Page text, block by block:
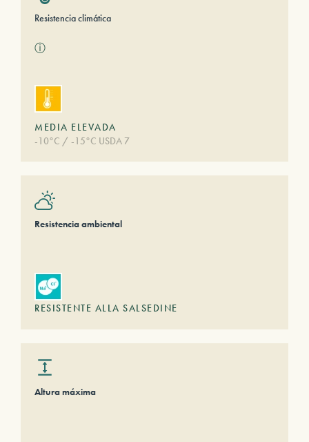
Resistencia climática
ⓘ
MEDIA ELEVADA
-10°C / -15°C USDA 7
Resistencia ambiental
RESISTENTE ALLA SALSEDINE
Altura máxima